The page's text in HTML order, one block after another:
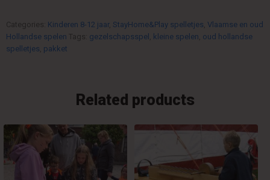
Categories: Kinderen 8-12 jaar, StayHome&Play spelletjes, Vlaamse en oud
Hollandse spelen Tags: gezelschapsspel , kleine spelen, oud hollandse
spelletjes, pakket
Related products